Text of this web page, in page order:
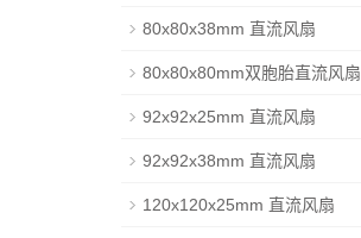
80x80x38mm 直流风扇
80x80x80mm双胞胎直流风扇
92x92x25mm 直流风扇
92x92x38mm 直流风扇
120x120x25mm 直流风扇